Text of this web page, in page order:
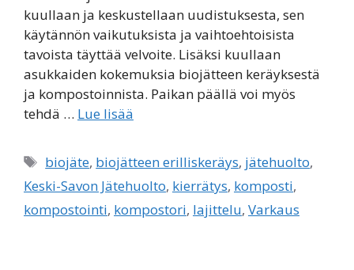
kuullaan ja keskustellaan uudistuksesta, sen
käytännön vaikutuksista ja vaihtoehtoisista
tavoista täyttää velvoite. Lisäksi kuullaan
asukkaiden kokemuksia biojätteen keräyksestä
ja kompostoinnista. Paikan päällä voi myös
tehdä … Lue lisää
Avainsanat
biojäte, biojätteen erilliskeräys, jätehuolto,
Keski-Savon Jätehuolto, kierrätys, komposti,
kompostointi, kompostori, lajittelu, Varkaus